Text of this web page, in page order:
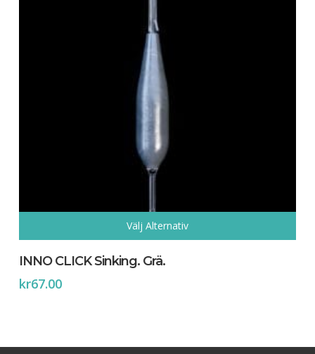
Välj Alternativ
här
har
olika
INNO CLICK Sinking. Grä.
kr67.00